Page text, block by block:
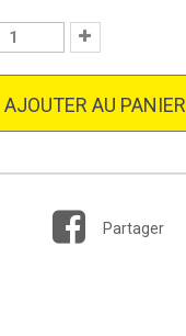
AJOUTER AU PANIER
Partager